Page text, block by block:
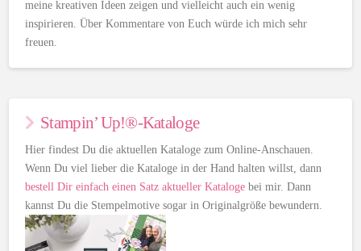
meine kreativen Ideen zeigen und vielleicht auch ein wenig
inspirieren. Über Kommentare von Euch würde ich mich sehr
freuen.
Stampin’ Up!®-Kataloge
Hier findest Du die aktuellen Kataloge zum Online-Anschauen.
Wenn Du viel lieber die Kataloge in der Hand halten willst, dann
bestell Dir einfach einen Satz aktueller Kataloge bei mir. Dann
kannst Du die Stempelmotive sogar in Originalgröße bewundern.